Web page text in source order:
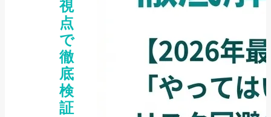
視
点
で
徹
底
検
証